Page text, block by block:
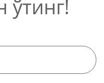
ўтинг!